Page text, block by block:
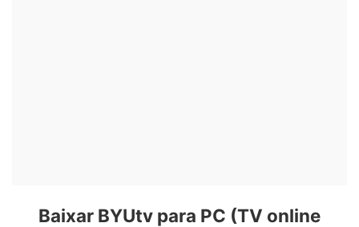
Baixar BYUtv para PC (TV online